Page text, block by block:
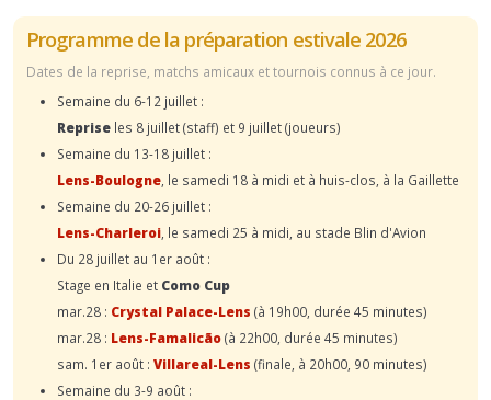
Programme de la préparation estivale 2026
Dates de la reprise, matchs amicaux et tournois connus à ce jour.
Semaine du 6-12 juillet :
Reprise les 8 juillet (staff) et 9 juillet (joueurs)
Semaine du 13-18 juillet :
Lens-Boulogne , le samedi 18 à midi et à huis-clos, à la Gaillette
Semaine du 20-26 juillet :
Lens-Charleroi , le samedi 25 à midi, au stade Blin d'Avion
Du 28 juillet au 1er août :
Stage en Italie et Como Cup
mar.28 : Crystal Palace-Lens (à 19h00, durée 45 minutes)
mar.28 : Lens-Famalicão(à 22h00, durée 45 minutes)
sam. 1er août : Villareal-Lens (finale, à 20h00, 90 minutes)
Semaine du 3-9 août :